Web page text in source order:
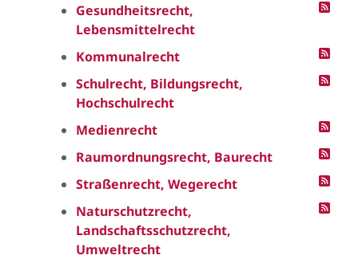
Gesundheitsrecht,
Lebensmittelrecht
Kommunalrecht
Schulrecht, Bildungsrecht,
Hochschulrecht
Medienrecht
Raumordnungsrecht, Baurecht
Straßenrecht, Wegerecht
Naturschutzrecht,
Landschaftsschutzrecht,
Umweltrecht